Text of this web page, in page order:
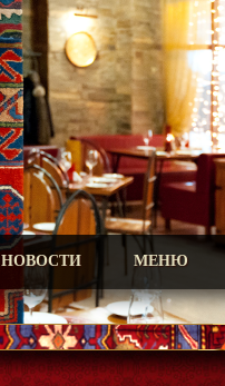
НОВОСТИ МЕНЮ